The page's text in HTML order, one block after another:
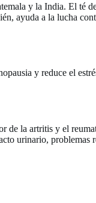
y la India. El té
ayuda a la lucha
y reduce el
de la artritis y el
urinario, problemas